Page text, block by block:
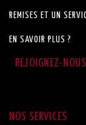
REMISES ET UN
EN SAVOIR PLUS ?
NOS SERVICES